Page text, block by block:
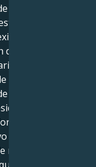
paz y
Aunque
una fuerte
trabajo que
que
seguridad y
crear equilibrio,
de paz con
Debe
para expresar
resulte